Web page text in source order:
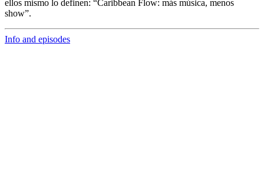
ellos mismo lo definen: “Caribbean Flow: más música, menos
show”.
Info and episodes